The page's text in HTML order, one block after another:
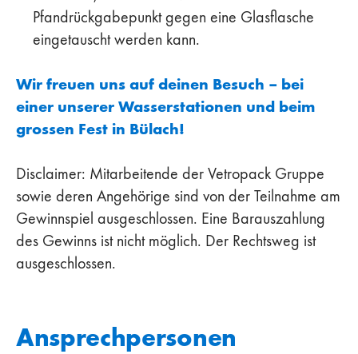
Pfandrückgabepunkt gegen eine Glasflasche
eingetauscht werden kann.
Wir freuen uns auf deinen Besuch – bei
einer unserer Wasserstationen und beim
grossen Fest in Bülach!
Disclaimer: Mitarbeitende der Vetropack Gruppe
sowie deren Angehörige sind von der Teilnahme am
Gewinnspiel ausgeschlossen. Eine Barauszahlung
des Gewinns ist nicht möglich. Der Rechtsweg ist
ausgeschlossen.
Ansprechpersonen